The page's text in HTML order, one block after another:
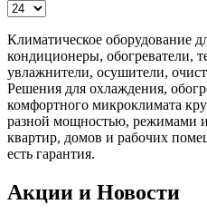
Климатическое оборудование
кондиционеры, обогреватели,
увлажнители, осушители,
Решения для охлаждения,
комфортного микроклимата
разной мощностью, режимами
квартир, домов и рабочих
есть гарантия.
Акции и Новости